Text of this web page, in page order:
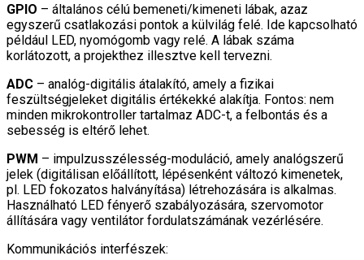
GPIO – általános célú bemeneti/kimeneti lábak, azaz
egyszerű csatlakozási pontok a külvilág felé. Ide kapcsolható
például LED, nyomógomb vagy relé. A lábak száma
korlátozott, a projekthez illesztve kell tervezni.
ADC – analóg-digitális átalakító, amely a fizikai
feszültségjeleket digitális értékekké alakítja. Fontos: nem
minden mikrokontroller tartalmaz ADC-t, a felbontás és a
sebesség is eltérő lehet.
PWM – impulzusszélesség-moduláció, amely analógszerű
jelek (digitálisan előállított, lépésenként változó kimenetek,
pl. LED fokozatos halványítása) létrehozására is alkalmas.
Használható LED fényerő szabályozására, szervomotor
állítására vagy ventilátor fordulatszámának vezérlésére.
Kommunikációs interfészek: